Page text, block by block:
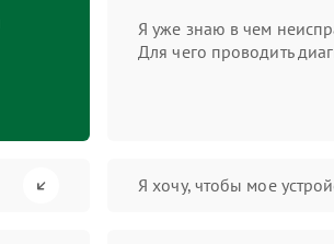
Я уже знаю в чем
Для чего проводить
Я хочу, чтобы мое